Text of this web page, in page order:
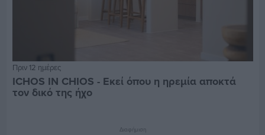
Πριν 12 ημέρες
ICHOS IN CHIOS - Εκεί όπου η ηρεμία αποκτά
τον δικό της ήχο
Διαφήμιση